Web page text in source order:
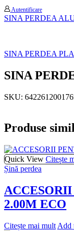
Autentificare
SINA PERDEA
SINA PERDEA
SINA
SKU:
Produse
Quick View Citește
Șină perdea
2.00M ECO
Citește mai mult Add